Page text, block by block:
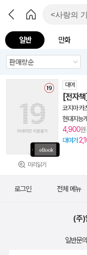
일반 만화
미리읽기
대여
[전자
코지마 카
현대지능
4,900원
대여가
로그인 전체 메뉴
(주)
일반문